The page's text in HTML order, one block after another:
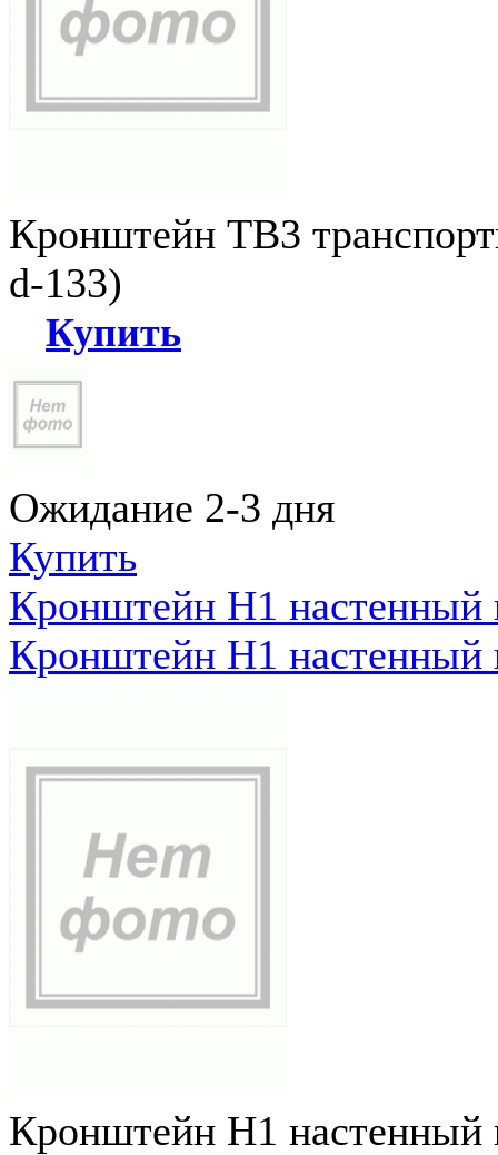
Кронштейн ТВ3
d-133)
Купить
Ожидание 2-3 дня
Купить
Кронштейн Н1
Кронштейн Н1
Кронштейн Н1